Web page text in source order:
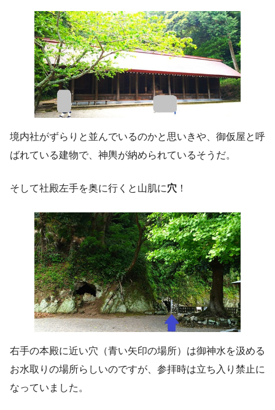
境内社がずらりと並んでいるのかと思いきや、御仮屋と呼
ばれている建物で、神輿が納められているそうだ。
そして社殿左手を奥に行くと山肌に穴 ！
右手の本殿に近い穴（青い矢印の場所）は御神水を汲める
お水取りの場所らしいのですが、参拝時は立ち入り禁止に
なっていました。